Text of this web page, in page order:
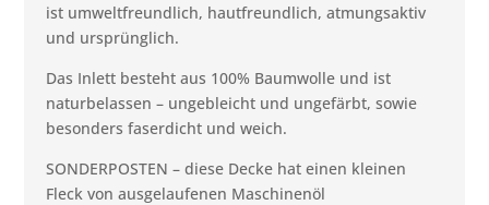
ist umweltfreundlich, hautfreundlich, atmungsaktiv
und ursprünglich.
Das Inlett besteht aus 100% Baumwolle und ist
naturbelassen – ungebleicht und ungefärbt, sowie
besonders faserdicht und weich.
SONDERPOSTEN – diese Decke hat einen kleinen
Fleck von ausgelaufenen Maschinenöl